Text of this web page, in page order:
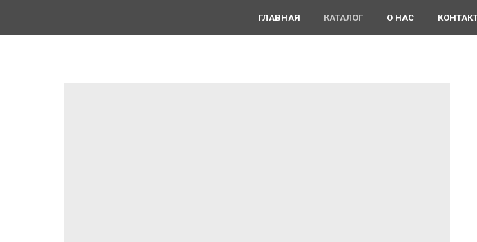
ГЛАВНАЯ КАТАЛОГ О НАС